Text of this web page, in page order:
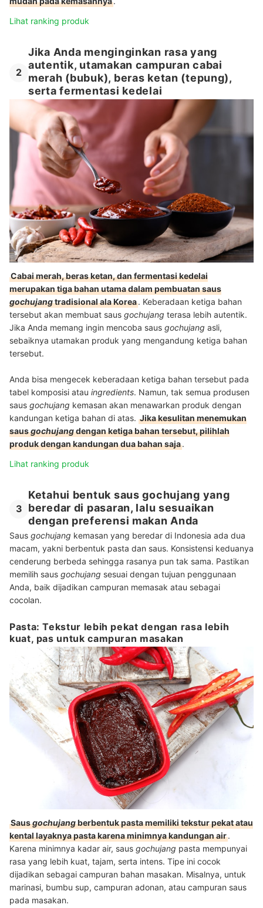
Lihat ranking produk
2
Jika Anda menginginkan rasa yang
autentik, utamakan campuran cabai
merah (bubuk), beras ketan (tepung),
serta fermentasi kedelai
Cabai merah, beras ketan, dan fermentasi kedelai
merupakan tiga bahan utama dalam pembuatan saus
gochujangtradisional ala Korea. Keberadaan ketiga bahan
tersebut akan membuat saus gochujang terasa lebih autentik.
Jika Anda memang ingin mencoba saus gochujang asli,
sebaiknya utamakan produk yang mengandung ketiga bahan
tersebut.
Anda bisa mengecek keberadaan ketiga bahan tersebut pada
tabel komposisi atau ingredients. Namun, tak semua produsen
saus gochujang kemasan akan menawarkan produk dengan
kandungan ketiga bahan di atas. Jika kesulitan menemukan
sausgochujangdengan ketiga bahan tersebut, pilihlah
produk dengan kandungan dua bahan saja.
Lihat ranking produk
3
Ketahui bentuk saus gochujang yang
beredar di pasaran, lalu sesuaikan
dengan preferensi makan Anda
Saus gochujang kemasan yang beredar di Indonesia ada dua
macam, yakni berbentuk pasta dan saus. Konsistensi keduanya
cenderung berbeda sehingga rasanya pun tak sama. Pastikan
memilih saus gochujang sesuai dengan tujuan penggunaan
Anda, baik dijadikan campuran memasak atau sebagai
cocolan.
Pasta: Tekstur lebih pekat dengan rasa lebih
kuat, pas untuk campuran masakan
Sausgochujangberbentuk pasta memiliki tekstur pekat atau
kental layaknya pasta karena minimnya kandungan air.
Karena minimnya kadar air, saus gochujang pasta mempunyai
rasa yang lebih kuat, tajam, serta intens. Tipe ini cocok
dijadikan sebagai campuran bahan masakan. Misalnya, untuk
marinasi, bumbu sup, campuran adonan, atau campuran saus
pada masakan.